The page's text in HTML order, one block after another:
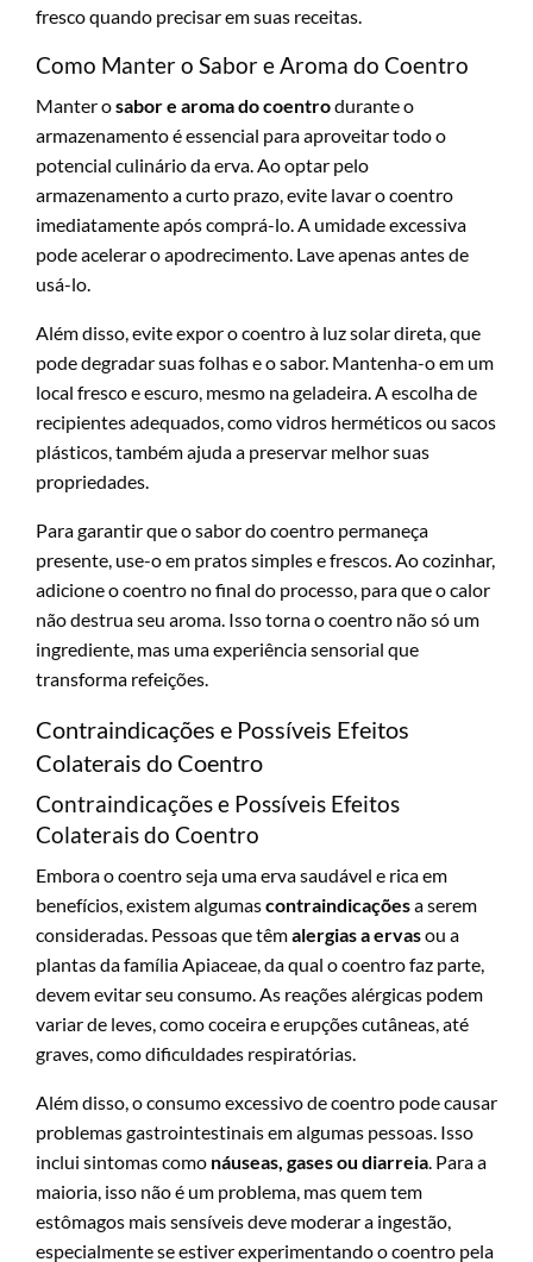
fresco quando precisar em suas receitas.
Como Manter o Sabor e Aroma do Coentro
Manter osabor e aroma do coentrodurante o
armazenamento é essencial para aproveitar todo o
potencial culinário da erva. Ao optar pelo
armazenamento a curto prazo, evite lavar o coentro
imediatamente após comprá-lo. A umidade excessiva
pode acelerar o apodrecimento. Lave apenas antes de
usá-lo.
Além disso, evite expor o coentro à luz solar direta, que
pode degradar suas folhas e o sabor. Mantenha-o em um
local fresco e escuro, mesmo na geladeira. A escolha de
recipientes adequados, como vidros herméticos ou sacos
plásticos, também ajuda a preservar melhor suas
propriedades.
Para garantir que o sabor do coentro permaneça
presente, use-o em pratos simples e frescos. Ao cozinhar,
adicione o coentro no final do processo, para que o calor
não destrua seu aroma. Isso torna o coentro não só um
ingrediente, mas uma experiência sensorial que
transforma refeições.
Contraindicações e Possíveis Efeitos
Colaterais do Coentro
Contraindicações e Possíveis Efeitos
Colaterais do Coentro
Embora o coentro seja uma erva saudável e rica em
benefícios, existem algumascontraindicaçõesa serem
consideradas. Pessoas que têmalergias a ervasou a
plantas da família Apiaceae, da qual o coentro faz parte,
devem evitar seu consumo. As reações alérgicas podem
variar de leves, como coceira e erupções cutâneas, até
graves, como dificuldades respiratórias.
Além disso, o consumo excessivo de coentro pode causar
problemas gastrointestinais em algumas pessoas. Isso
inclui sintomas como náuseas, gases ou diarreia . Para a
maioria, isso não é um problema, mas quem tem
estômagos mais sensíveis deve moderar a ingestão,
especialmente se estiver experimentando o coentro pela